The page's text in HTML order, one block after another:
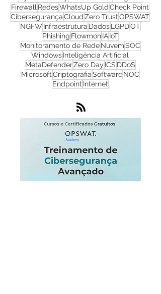
CyberSecurityTIHackersMalware
Cyber SecurityRansomwareProgress
FirewallRedesWhatsUp GoldCheck Point
CibersegurançaCloudZero TrustOPSWAT
NGFWInfraestruturaDadosLGPDOT
PhishingFlowmonIAIoT
Monitoramento de RedeNuvemSOC
WindowsInteligência Artificial
MetaDefenderZero DayICS
EndpointInternet